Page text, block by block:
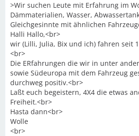
>Wir suchen Leute mit Erfahrung im
Dämmaterialien, Wasser,
Gleichgesinnte mit ähnlichen
Halli Hallo,<br>
wir (Lilli, Julia, Bix und ich) fahren seit
<br>
Die ERfahrungen die wir in unter
sowie Südeuropa mit dem Fahrzeug
durchweg positiv.<br>
Laßt euch begeistern, 4X4 die etwas
Freiheit.<br>
Hasta dann<br>
Wolle
<br>